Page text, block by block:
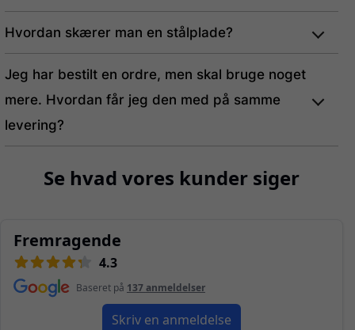
Hvordan skærer man en stålplade?
Jeg har bestilt en ordre, men skal bruge noget
mere. Hvordan får jeg den med på samme
levering?